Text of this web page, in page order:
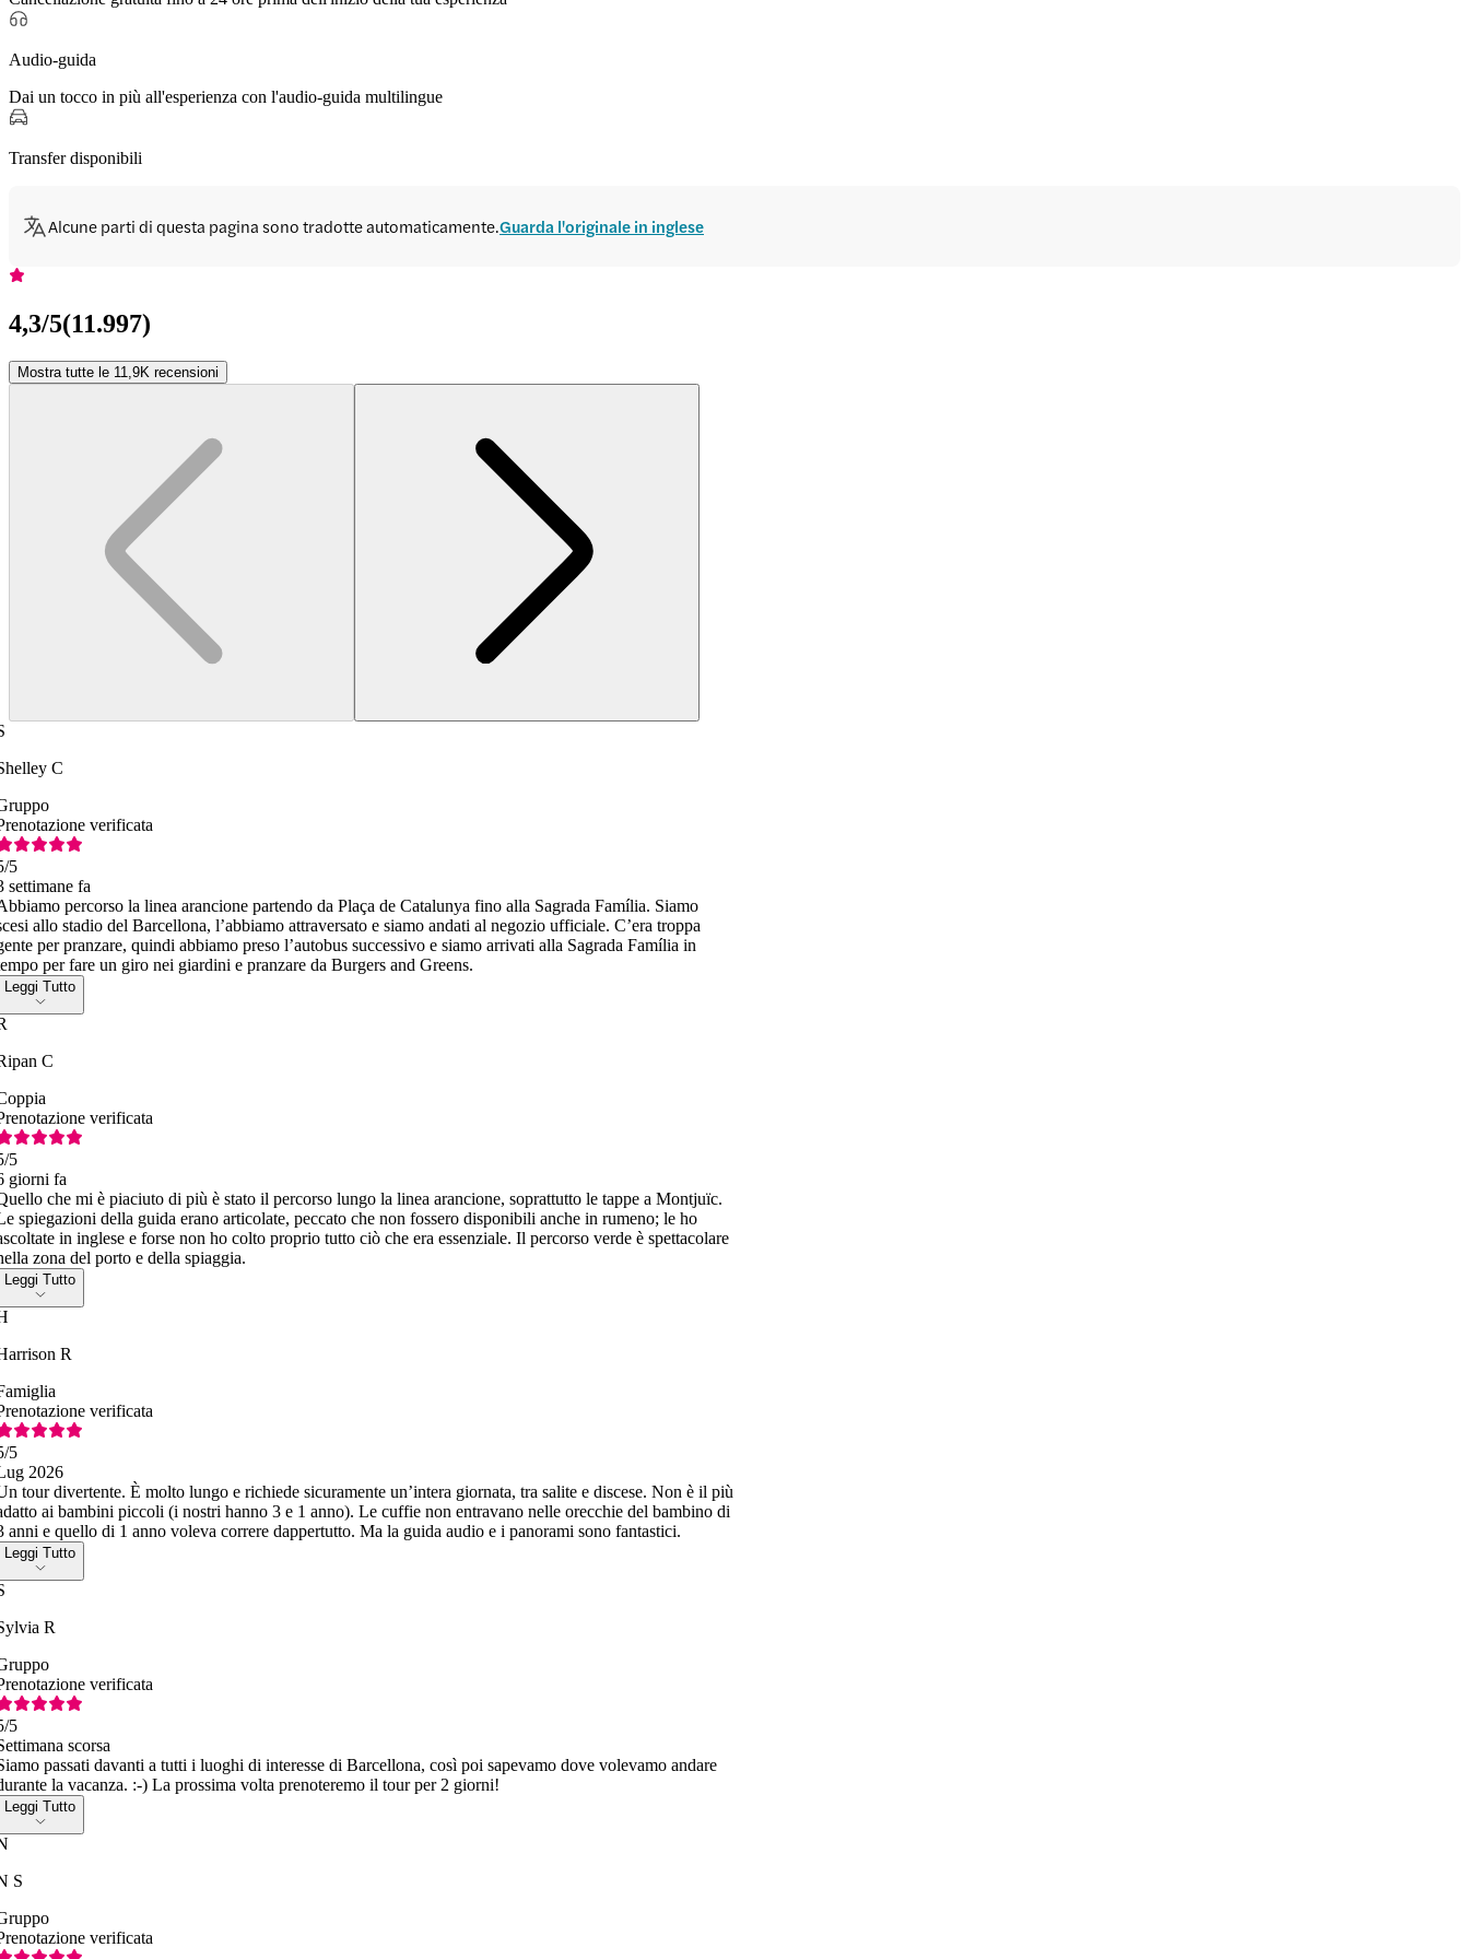
Audio-guida
Dai un tocco in più all'esperienza con l'audio-guida multilingue
Transfer disponibili
Alcune parti di questa pagina sono tradotte automaticamente.Guarda l'originale in inglese
4,3/5(11.997)
Mostra tutte le 11,9K recensioni
C
verificata
/5
settimane fa
percorso la linea arancione partendo da Plaça de Catalunya fino alla Sagrada Família. Siamo
allo stadio del Barcellona, l’abbiamo attraversato e siamo andati al negozio ufficiale. C’era troppa
per pranzare, quindi abbiamo preso l’autobus successivo e siamo arrivati alla Sagrada Família in
per fare un giro nei giardini e pranzare da Burgers and Greens.
Leggi Tutto
C
verificata
/5
giorni fa
che mi è piaciuto di più è stato il percorso lungo la linea arancione, soprattutto le tappe a Montjuïc.
spiegazioni della guida erano articolate, peccato che non fossero disponibili anche in rumeno; le ho
in inglese e forse non ho colto proprio tutto ciò che era essenziale. Il percorso verde è spettacolare
zona del porto e della spiaggia.
Leggi Tutto
R
verificata
/5
2026
tour divertente. È molto lungo e richiede sicuramente un’intera giornata, tra salite e discese. Non è il più
ai bambini piccoli (i nostri hanno 3 e 1 anno). Le cuffie non entravano nelle orecchie del bambino di
anni e quello di 1 anno voleva correre dappertutto. Ma la guida audio e i panorami sono fantastici.
Leggi Tutto
R
verificata
/5
scorsa
passati davanti a tutti i luoghi di interesse di Barcellona, così poi sapevamo dove volevamo andare
la vacanza. :-) La prossima volta prenoteremo il tour per 2 giorni!
Leggi Tutto
S
verificata